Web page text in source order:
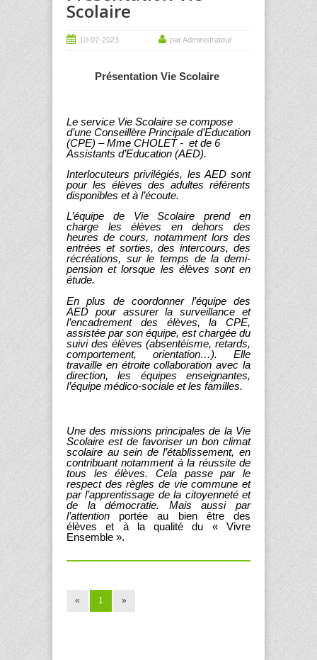
Scolaire
10-07-2023 par Administrateur
Présentation Vie Scolaire
Le service Vie Scolaire se compose
d’une Conseillère Principale d’Education
(CPE) – Mme CHOLET - et de 6
Assistants d’Education (AED).
Interlocuteurs privilégiés, les AED sont
pour les élèves des adultes référents
disponibles et à l’écoute.
L’équipe de Vie Scolaire prend en
charge les élèves en dehors des
heures de cours, notamment lors des
entrées et sorties, des intercours, des
récréations, sur le temps de la demi-
pension et lorsque les élèves sont en
étude.
En plus de coordonner l’équipe des
AED pour assurer la surveillance et
l’encadrement des élèves, la CPE,
assistée par son équipe, est chargée du
suivi des élèves (absentéisme, retards,
comportement, orientation…). Elle
travaille en étroite collaboration avec la
direction, les équipes enseignantes,
l’équipe médico-sociale et les familles.
Une des missions principales de la Vie
Scolaire est de favoriser un bon climat
scolaire au sein de l’établissement, en
contribuant notamment à la réussite de
tous les élèves. Cela passe par le
respect des règles de vie commune et
par l’apprentissage de la citoyenneté et
de la démocratie. Mais aussi par
l’attention portée au bien être des
élèves et à la qualité du « Vivre
Ensemble ».
« 1 »